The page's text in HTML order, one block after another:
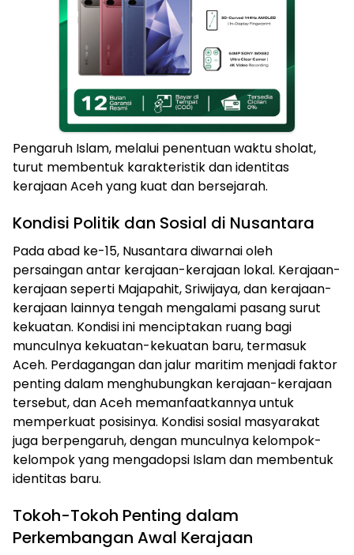
Pengaruh Islam, melalui penentuan waktu sholat,
turut membentuk karakteristik dan identitas
kerajaan Aceh yang kuat dan bersejarah.
Kondisi Politik dan Sosial di Nusantara
Pada abad ke-15, Nusantara diwarnai oleh
persaingan antar kerajaan-kerajaan lokal. Kerajaan-
kerajaan seperti Majapahit, Sriwijaya, dan kerajaan-
kerajaan lainnya tengah mengalami pasang surut
kekuatan. Kondisi ini menciptakan ruang bagi
munculnya kekuatan-kekuatan baru, termasuk
Aceh. Perdagangan dan jalur maritim menjadi faktor
penting dalam menghubungkan kerajaan-kerajaan
tersebut, dan Aceh memanfaatkannya untuk
memperkuat posisinya. Kondisi sosial masyarakat
juga berpengaruh, dengan munculnya kelompok-
kelompok yang mengadopsi Islam dan membentuk
identitas baru.
Tokoh-Tokoh Penting dalam
Perkembangan Awal Kerajaan